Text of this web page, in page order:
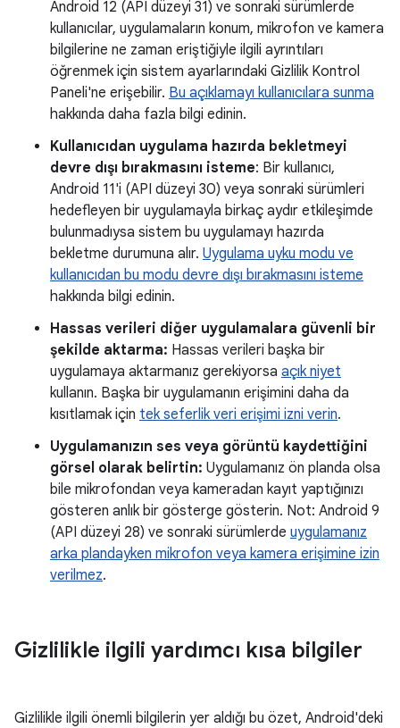
Android 12 (API düzeyi 31) ve sonraki sürümlerde
kullanıcılar, uygulamaların konum, mikrofon ve kamera
bilgilerine ne zaman eriştiğiyle ilgili ayrıntıları
öğrenmek için sistem ayarlarındaki Gizlilik Kontrol
Paneli'ne erişebilir. Bu açıklamayı kullanıcılara sunma
hakkında daha fazla bilgi edinin.
Kullanıcıdan uygulama hazırda bekletmeyi
devre dışı bırakmasını isteme: Bir kullanıcı,
Android 11'i (API düzeyi 30) veya sonraki sürümleri
hedefleyen bir uygulamayla birkaç aydır etkileşimde
bulunmadıysa sistem bu uygulamayı hazırda
bekletme durumuna alır. Uygulama uyku modu ve
kullanıcıdan bu modu devre dışı bırakmasını isteme
hakkında bilgi edinin.
Hassas verileri diğer uygulamalara güvenli bir
şekilde aktarma: Hassas verileri başka bir
uygulamaya aktarmanız gerekiyorsa açık niyet
kullanın. Başka bir uygulamanın erişimini daha da
kısıtlamak için tek seferlik veri erişimi izni verin.
Uygulamanızın ses veya görüntü kaydettiğini
görsel olarak belirtin: Uygulamanız ön planda olsa
bile mikrofondan veya kameradan kayıt yaptığınızı
gösteren anlık bir gösterge gösterin. Not: Android 9
(API düzeyi 28) ve sonraki sürümlerde uygulamanız
arka plandayken mikrofon veya kamera erişimine izin
verilmez.
Gizlilikle ilgili yardımcı kısa bilgiler
Gizlilikle ilgili önemli bilgilerin yer aldığı bu özet, Android'deki